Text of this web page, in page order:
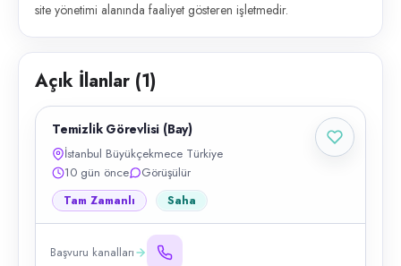
site yönetimi alanında faaliyet gösteren işletmedir.
Açık İlanlar (1)
Temizlik Görevlisi (Bay)
İstanbul Büyükçekmece Türkiye
10 gün önce
Görüşülür
Tam Zamanlı Saha
Başvuru kanalları